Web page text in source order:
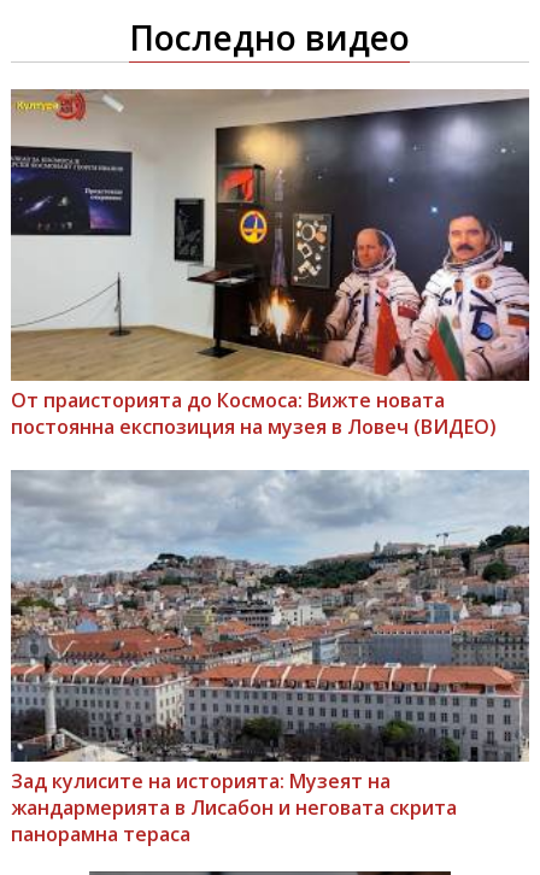
Последно видео
От праисторията до Космоса: Вижте новата
постоянна експозиция на музея в Ловеч (ВИДЕО)
Зад кулисите на историята: Музеят на
жандармерията в Лисабон и неговата скрита
панорамна тераса